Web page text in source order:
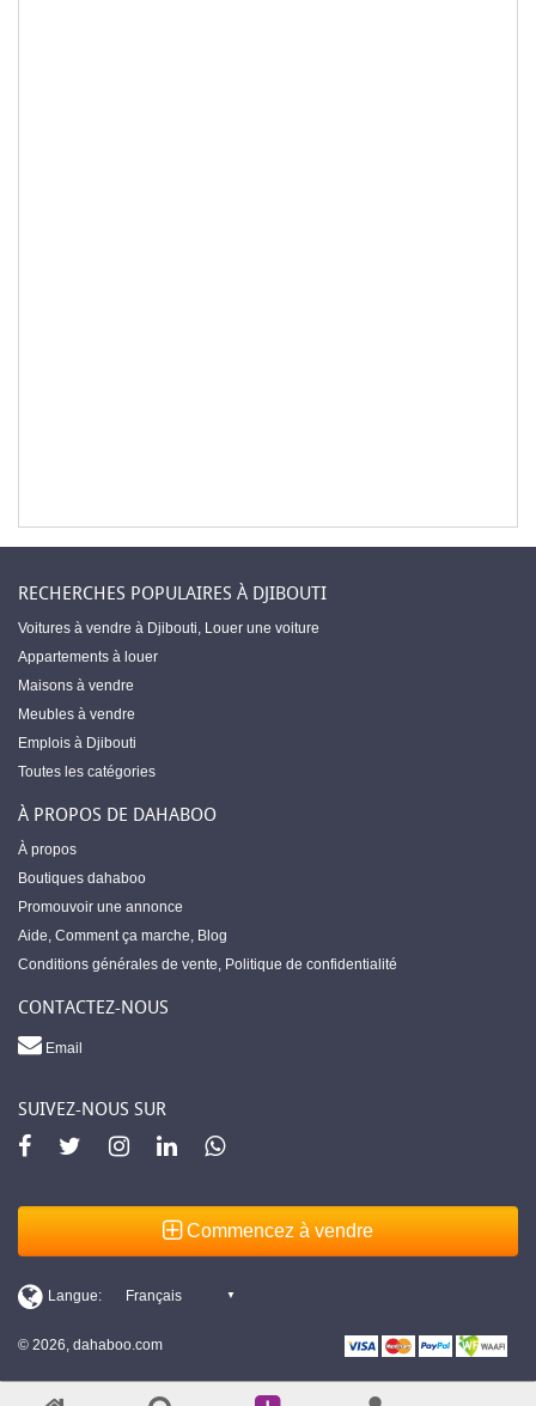
RECHERCHES POPULAIRES À DJIBOUTI
Voitures à vendre à Djibouti, Louer une voiture
Appartements à louer
Maisons à vendre
Meubles à vendre
Emplois à Djibouti
Toutes les catégories
À PROPOS DE DAHABOO
À propos
Boutiques dahaboo
Promouvoir une annonce
Aide, Comment ça marche, Blog
Conditions générales de vente, Politique de confidentialité
CONTACTEZ-NOUS
Email
SUIVEZ-NOUS SUR
Commencez à vendre
© 2026, dahaboo.com